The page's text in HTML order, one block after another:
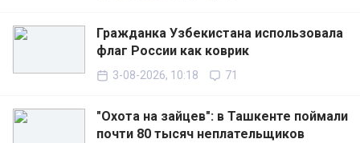
Гражданка Узбекистана использовала
флаг России как коврик
3-08-2026, 10:18 71
"Охота на зайцев": в Ташкенте поймали
почти 80 тысяч неплательщиков